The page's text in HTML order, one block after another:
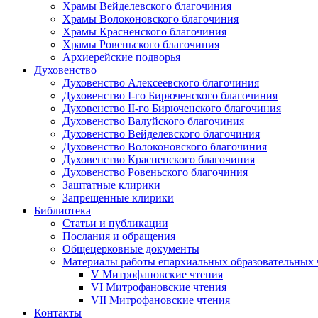
Храмы Вейделевского благочиния
Храмы Волоконовского благочиния
Храмы Красненского благочиния
Храмы Ровеньского благочиния
Архиерейские подворья
Духовенство
Духовенство Алексеевского благочиния
Духовенство I-го Бирюченского благочиния
Духовенство II-го Бирюченского благочиния
Духовенство Валуйского благочиния
Духовенство Вейделевского благочиния
Духовенство Волоконовского благочиния
Духовенство Красненского благочиния
Духовенство Ровеньского благочиния
Заштатные клирики
Запрещенные клирики
Библиотека
Статьи и публикации
Послания и обращения
Общецерковные документы
Материалы работы епархиальных образовательных
V Митрофановские чтения
VI Митрофановские чтения
VII Митрофановские чтения
Контакты